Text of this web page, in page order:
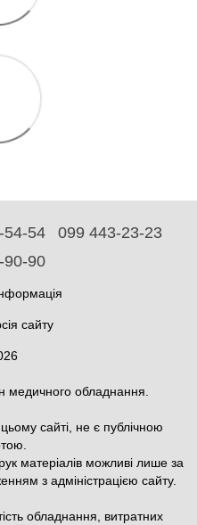
54-54
099 443-23-23
90-90
сайту
медичного обладнання.
сайті, не є публічною
матеріалів можливі лише за
з адміністрацією сайту.
обладнання, витратних